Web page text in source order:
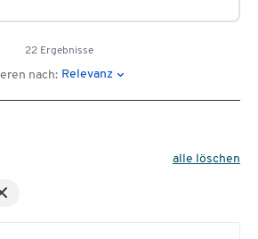
22 Ergebnisse
nach: Relevanz
alle löschen